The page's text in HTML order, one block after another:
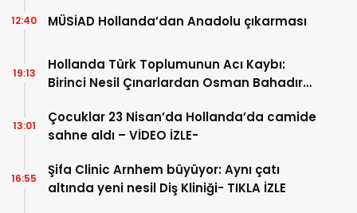
MÜSİAD Hollanda’dan Anadolu çıkarması
12:40
Hollanda Türk Toplumunun Acı Kaybı:
Birinci Nesil Çınarlardan Osman Bahadır
19:13
Çocuklar 23 Nisan’da Hollanda’da camide
sahne aldı – VİDEO İZLE-
13:01
Şifa Clinic Arnhem büyüyor: Aynı çatı
altında yeni nesil Diş Kliniği- TIKLA İZLE
16:55